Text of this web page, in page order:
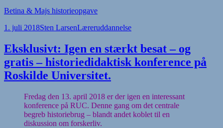
Betina & Majs historieopgave
Udgivet
1. juli 2018Forfatter
Sten LarsenKategorier
Læreruddannelse
Eksklusivt: Igen en stærkt besat – og
gratis – historiedidaktisk konference på
Roskilde Universitet.
Fredag den 13. april 2018 er der igen en interessant
konference på RUC. Denne gang om det centrale
begreb historiebrug – blandt andet koblet til en
diskussion om forskerliv.